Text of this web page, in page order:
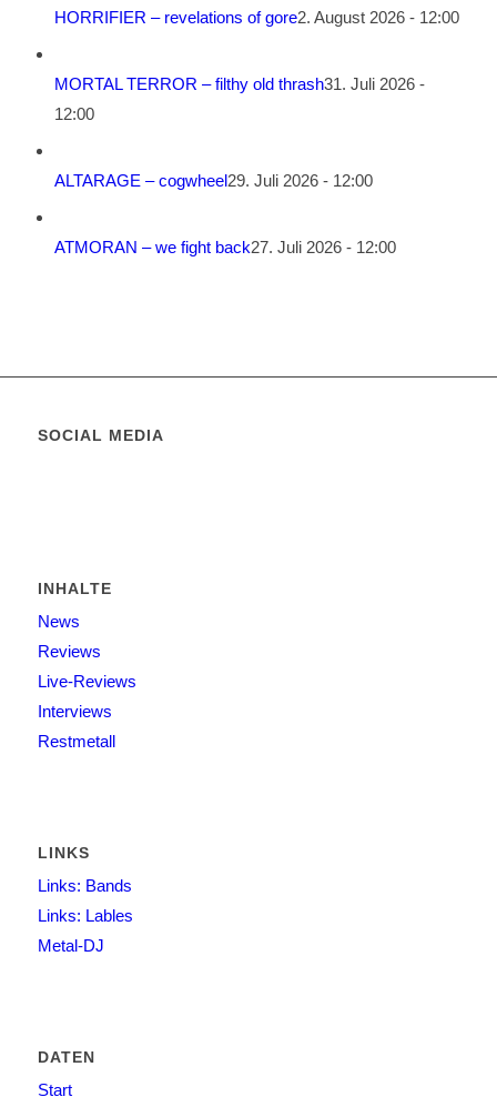
HORRIFIER – revelations of gore2. August 2026 - 12:00
MORTAL TERROR – filthy old thrash31. Juli 2026 -
12:00
ALTARAGE – cogwheel29. Juli 2026 - 12:00
ATMORAN – we fight back27. Juli 2026 - 12:00
SOCIAL MEDIA
INHALTE
News
Reviews
Live-Reviews
Interviews
Restmetall
LINKS
Links: Bands
Links: Lables
Metal-DJ
DATEN
Start